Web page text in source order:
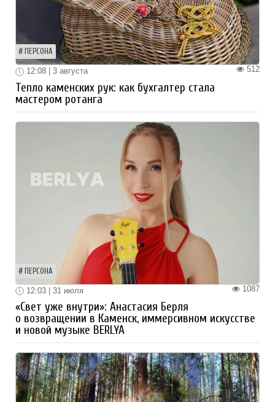
ПЕРСОНА
512
12:08 | 3 августа
Тепло каменских рук: как бухгалтер стала
мастером ротанга
ПЕРСОНА
1087
12:03 | 31 июля
«Свет уже внутри»: Анастасия Берля
о возвращении в Каменск, иммерсивном искусстве
и новой музыке BERLYA